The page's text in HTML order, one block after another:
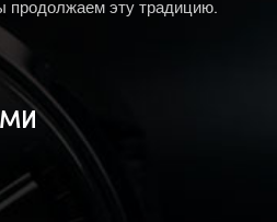
продолжаем эту традицию.